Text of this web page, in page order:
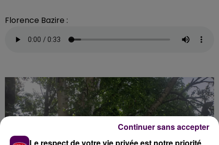
Florence Bazire :
Le respect de votre vie privée est notre priorité
Continuer sans accepter